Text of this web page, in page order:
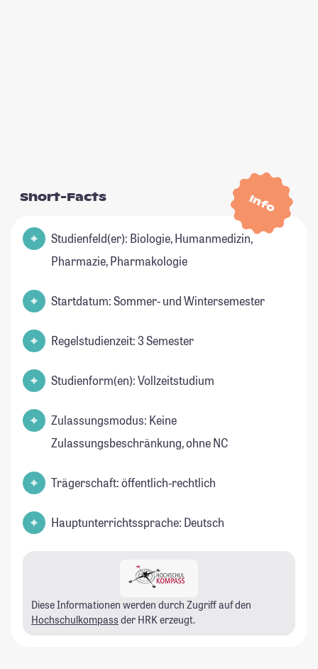
Info
Short-Facts
Studienfeld(er): Biologie, Humanmedizin,
Pharmazie, Pharmakologie
Startdatum: Sommer- und Wintersemester
Regelstudienzeit: 3 Semester
Studienform(en): Vollzeitstudium
Zulassungsmodus: Keine
Zulassungsbeschränkung, ohne NC
Trägerschaft: öffentlich-rechtlich
Hauptunterrichtssprache: Deutsch
Diese Informationen werden durch Zugriff auf den
Hochschulkompass der HRK erzeugt.